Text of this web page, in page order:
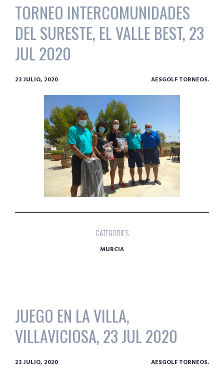
TORNEO INTERCOMUNIDADES
DEL SURESTE, EL VALLE BEST, 23
JUL 2020
23 JULIO, 2020 AESGOLF TORNEOS.
CATEGORIES
MURCIA
JUEGO EN LA VILLA,
VILLAVICIOSA, 23 JUL 2020
23 JULIO, 2020 AESGOLF TORNEOS.